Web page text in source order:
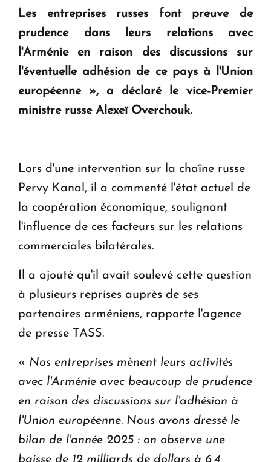
question d'un référendum ne se pose pas. "
KASA : 30 ans d'audace, de résilience et d'avenir
ouvrira ses portes à Dilijan
Les entreprises russes font preuve de
prudence dans leurs relations avec
l'Arménie en raison des discussions sur
l'éventuelle adhésion de ce pays à l'Union
européenne », a déclaré le vice-Premier
ministre russe Alexeï Overchouk.
Lors d'une intervention sur la chaîne russe
Pervy Kanal, il a commenté l'état actuel de
la coopération économique, soulignant
l'influence de ces facteurs sur les relations
commerciales bilatérales.
Il a ajouté qu'il avait soulevé cette question
à plusieurs reprises auprès de ses
partenaires arméniens, rapporte l'agence
de presse TASS.
« Nos entreprises mènent leurs activités
avec l'Arménie avec beaucoup de prudence
en raison des discussions sur l'adhésion à
l'Union européenne. Nous avons dressé le
bilan de l'année 2025 : on observe une
baisse de 12 milliards de dollars à 6,4